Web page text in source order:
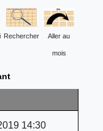
Rechercher Aller au
mois
14:30